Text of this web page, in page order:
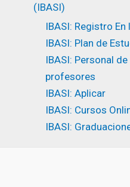
(IBASI)
IBASI: Registro En
IBASI: Plan de
IBASI: Personal de
profesores
IBASI: Aplicar
IBASI: Cursos
IBASI: